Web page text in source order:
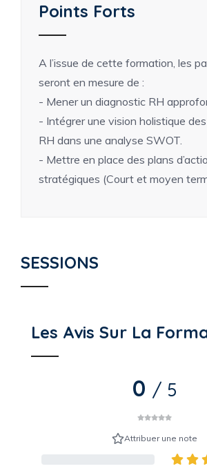
Points Forts
A l’issue de cette formation, les
seront en mesure de :
- Mener un diagnostic RH
- Intégrer une vision holistique
RH dans une analyse SWOT.
- Mettre en place des plans
stratégiques (Court et moyen
SESSIONS
Les Avis Sur La
0 / 5
Attribuer une note